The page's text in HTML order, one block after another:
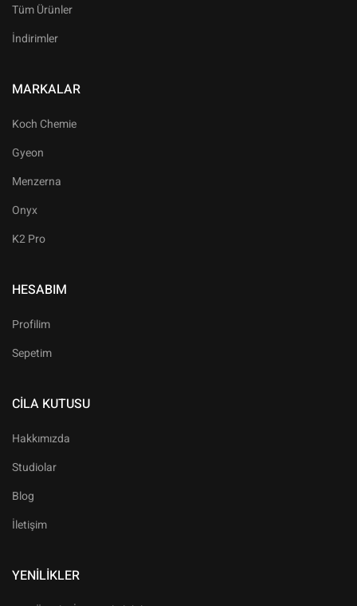
Tüm Ürünler
İndirimler
MARKALAR
Koch Chemie
Gyeon
Menzerna
Onyx
K2 Pro
HESABIM
Profilim
Sepetim
CILA KUTUSU
Hakkımızda
Studiolar
Blog
İletişim
YENILIKLER